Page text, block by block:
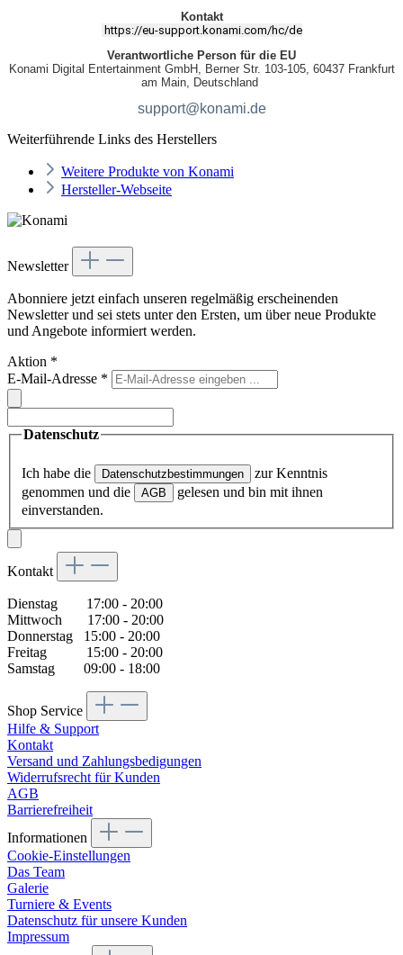
Kontakt
https://eu-support.konami.com/hc/de
Verantwortliche Person für die EU
Konami Digital Entertainment GmbH, Berner Str. 103-105, 60437 Frankfurt
am Main, Deutschland
support@konami.de
Weiterführende Links des Herstellers
Weitere Produkte von Konami
Hersteller-Webseite
Newsletter
Abonniere jetzt einfach unseren regelmäßig erscheinenden
Newsletter und sei stets unter den Ersten, um über neue Produkte
und Angebote informiert werden.
Aktion *
E-Mail-Adresse *
Datenschutz
Ich habe die Datenschutzbestimmungen
zur Kenntnis
genommen und die
AGB
gelesen und bin mit ihnen
einverstanden.
Kontakt
Dienstag 17:00 - 20:00
Mittwoch 17:00 - 20:00
Donnerstag 15:00 - 20:00
Freitag 15:00 - 20:00
Samstag 09:00 - 18:00
Shop Service
Hilfe & Support
Kontakt
Versand und Zahlungsbedigungen
Widerrufsrecht für Kunden
AGB
Barrierefreiheit
Informationen
Cookie-Einstellungen
Das Team
Galerie
Turniere & Events
Datenschutz für unsere Kunden
Impressum